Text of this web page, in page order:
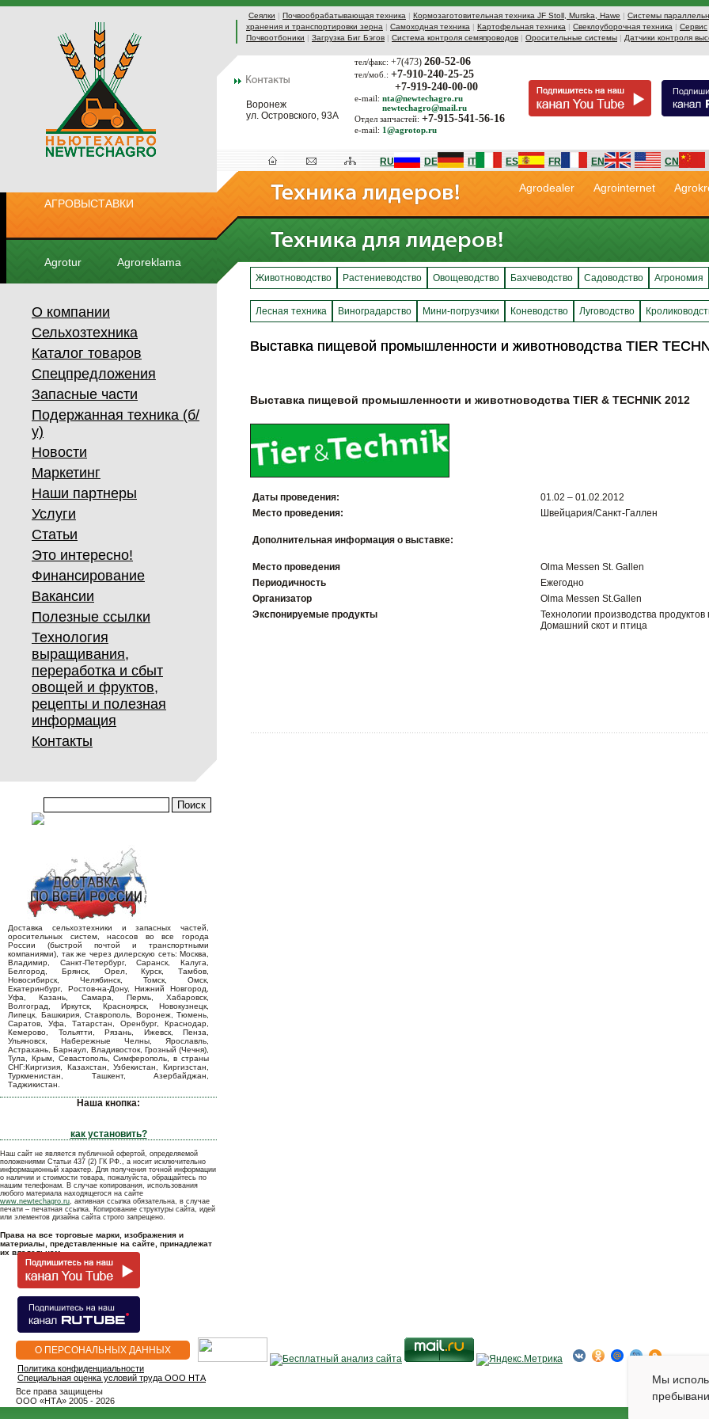
Сеялки | Почвообрабатывающая техника | Кормозаготовительная техника JF Stoll, Murska, Hawe | Системы
хранения и транспортировки зерна | Самоходная техника | Картофельная техника | Свеклоуборочная техника | Сервис
Почвоотбоники | Загрузка Биг Бэгов | Система контроля семяпроводов | Оросительные системы | Датчики контроля
Воронеж
ул. Островского, 93А
тел/факс: +7(473) 260-52-06
тел/моб.: +7-910-240-25-25
+7-919-240-00-00
e-mail: nta@newtechagro.ru
newtechagro@mail.ru
Отдел запчастей: +7-915-541-56-16
e-mail: 1@agrotop.ru
АГРОВЫСТАВКИ
Agrotur Agroreklama
RU DE IT ES FR EN CN
Agrodealer Agrointernet
О компании
Сельхозтехника
Каталог товаров
Спецпредложения
Запасные части
Подержанная техника (б/
у)
Новости
Маркетинг
Наши партнеры
Услуги
Статьи
Это интересно!
Финансирование
Вакансии
Полезные ссылки
Технология
выращивания,
переработка и сбыт
овощей и фруктов,
рецепты и полезная
информация
Контакты
Доставка сельхозтехники и запасных частей,
оросительных систем, насосов во все города
России (быстрой почтой и транспортными
компаниями), так же через дилерскую сеть: Москва,
Владимир, Санкт-Петербург, Саранск, Калуга,
Белгород, Брянск, Орел, Курск, Тамбов,
Новосибирск, Челябинск, Томск, Омск,
Екатеринбург, Ростов-на-Дону, Нижний Новгород,
Уфа, Казань, Самара, Пермь, Хабаровск,
Волгоград, Иркутск, Красноярск, Новокузнецк,
Липецк, Башкирия, Ставрополь, Воронеж, Тюмень,
Саратов, Уфа, Татарстан, Оренбург, Краснодар,
Кемерово, Тольятти, Рязань, Ижевск, Пенза,
Ульяновск, Набережные Челны, Ярославль,
Астрахань, Барнаул, Владивосток, Грозный (Чечня),
Тула, Крым, Севастополь, Симферополь, в страны
СНГ:Киргизия, Казахстан, Узбекистан, Киргизстан,
Туркменистан, Ташкент, Азербайджан,
Таджикистан.
Наша кнопка:
как установить?
Наш сайт не является публичной офертой, определяемой
положениями Статьи 437 (2) ГК РФ., а носит исключительно
информационный характер. Для получения точной информации
о наличии и стоимости товара, пожалуйста, обращайтесь по
нашим телефонам. В случае копирования, использования
любого материала находящегося на сайте
www.newtechagro.ru, активная ссылка обязательна, в случае
печати – печатная ссылка. Копирование структуры сайта, идей
или элементов дизайна сайта строго запрещено.
Права на все торговые марки, изображения и
материалы, представленные на сайте, принадлежат
их владельцам.
Животноводство Растениеводство Овощеводство Бахчеводство Садоводство Агрономия
Лесная техника Виноградарство Мини-погрузчики Коневодство Луговодство
Выставка пищевой промышленности и животноводства TIER
Выставка пищевой промышленности и животноводства TIER
Выставка пищевой промышленности и животноводства TIER & TECHNIK 2012
Даты проведения:
01.02 – 01.02.2012
Место проведения:
Швейцария/Санкт-Галлен
Дополнительная информация о выставке:
Место проведения
Olma Messen St. Gallen
Периодичность
Ежегодно
Организатор
Olma Messen St.Gallen
Экспонируемые продукты
Технологии производства продуктов
Домашний скот и птица
О ПЕРСОНАЛЬНЫХ ДАННЫХ
Все права защищены
OOO «НТА» 2005 - 2026
Политика конфиденциальности
Специальная оценка условий труда ООО НТА
Мы